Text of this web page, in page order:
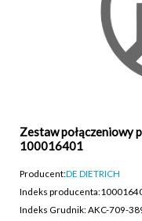
Zestaw połączeniowy
100016401
Producent:DE DIETRICH
Indeks producenta:
Indeks Grudnik: AKC-709-